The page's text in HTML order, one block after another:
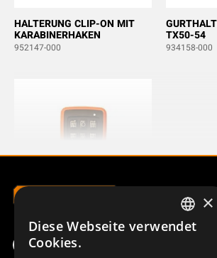
HALTERUNG CLIP-ON MIT
KARABINERHAKEN
952147-000
TX50-54
934158-000
FRONT S-800 M6 WINDE
948107-000
SWEDISH
×
Diese Webseite verwendet
Cookies.